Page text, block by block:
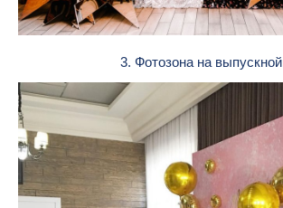
3. Фотозона на выпускной